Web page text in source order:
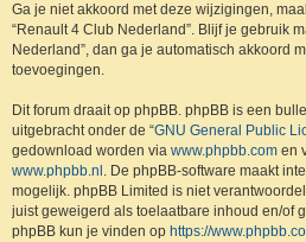
Ga je niet akkoord met deze wijzigingen,
“Renault 4 Club Nederland”. Blijf je gebruik
Nederland”, dan ga je automatisch akkoord
toevoegingen.
Dit forum draait op phpBB. phpBB is een
uitgebracht onder de “GNU General Public
gedownload worden via www.phpbb.com en
www.phpbb.nl . De phpBB-software maakt
mogelijk. phpBB Limited is niet
juist geweigerd als toelaatbare inhoud en/of
phpBB kun je vinden op https://